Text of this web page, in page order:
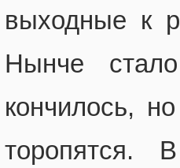
выходные к
Нынче
кончилось,
торопятся.